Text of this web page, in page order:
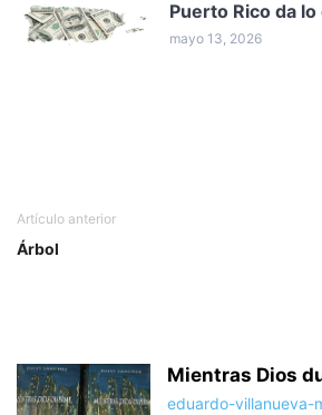
Puerto Rico da
mayo 13, 2026
Artículo anterior
Árbol
Mientras Dios
eduardo-villanueva-